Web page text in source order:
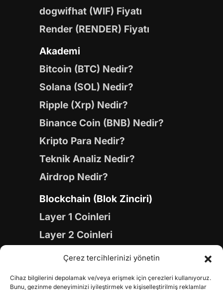
Çerez tercihlerinizi yönetin
Cihaz bilgilerini depolamak ve/veya erişmek için çerezleri kullanıyoruz.
Bunu, gezinme deneyiminizi iyileştirmek ve kişiselleştirilmiş reklamlar
dogwifhat (WIF) Fiyatı
Render (RENDER) Fiyatı
Akademi
Bitcoin (BTC) Nedir?
Solana (SOL) Nedir?
Ripple (Xrp) Nedir?
Binance Coin (BNB) Nedir?
Kripto Para Nedir?
Teknik Analiz Nedir?
Airdrop Nedir?
Blockchain (Blok Zinciri)
Layer 1 Coinleri
Layer 2 Coinleri
Yapay Zeka (AI) Coinleri